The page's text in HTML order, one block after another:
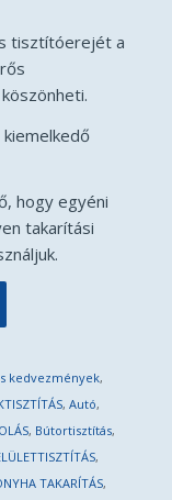
tisztítóerejét a
hogy egyéni
takarítási
kedvezmények,
, Autó,
, Bútortisztítás,
,
TAKARÍTÁS,